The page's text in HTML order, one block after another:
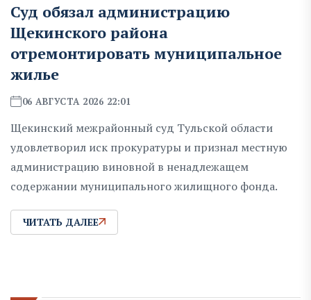
Суд обязал администрацию
Щекинского района
отремонтировать муниципальное
жилье
06 АВГУСТА 2026 22:01
Щекинский межрайонный суд Тульской области
удовлетворил иск прокуратуры и признал местную
администрацию виновной в ненадлежащем
содержании муниципального жилищного фонда.
ЧИТАТЬ ДАЛЕЕ